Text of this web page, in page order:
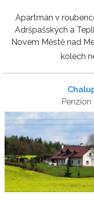
Apartmán v
Adršpašských a
Novém Městě nad
kolech
Penzion